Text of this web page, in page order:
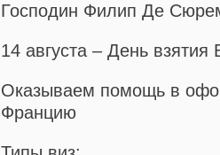
Господин Филип Де
14 августа – День взятия
Оказываем помощь в
Францию